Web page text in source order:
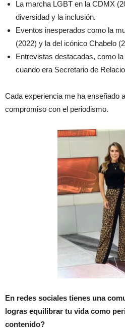
La marcha LGBT en la CDMX
diversidad y la inclusión.
Eventos inesperados como la
(2022) y la del icónico Chabelo
Entrevistas destacadas, como
cuando era Secretario de
Cada experiencia me ha enseñado
compromiso con el periodismo.
En redes sociales tienes una
logras equilibrar tu vida como
contenido?